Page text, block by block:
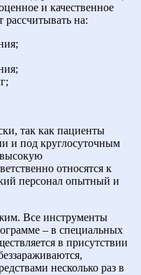
и качественное
на:
так как пациенты
и под круглосуточным
относятся к
персонал опытный и
Все инструменты
– в специальных
в присутствии
несколько раз в